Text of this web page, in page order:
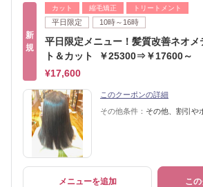
新
規
カット 縮毛矯正 トリートメント
平日限定 10時～16時
平日限定メニュー！髪質改善ネオメ
ト＆カット ￥25300⇒￥17600～
¥17,600
このクーポンの詳細
その他条件： その他、割引や
メニューを追加 こ